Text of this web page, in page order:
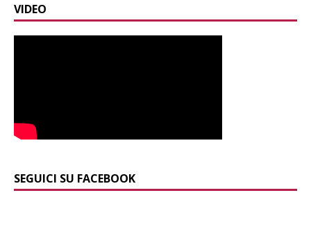
VIDEO
SEGUICI SU FACEBOOK